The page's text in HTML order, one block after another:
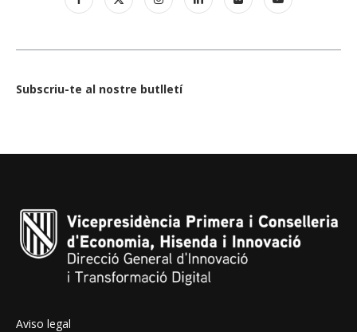
Subscriu-te al nostre butlletí
Aviso legal